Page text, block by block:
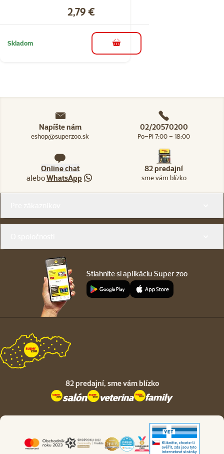
Cena
2,79 €
Skladom do košíka
Napíšte nám
eshop@superzoo.sk
02/20570200
Po–Pi 7:00 – 18:00
Online chat
aleboWhatsApp
82 predajní
sme vám blízko
Stiahnite si aplikáciu Super zoo
82 predajní, sme vám blízko